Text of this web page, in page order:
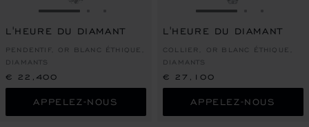
ALLER À LA DIAPOSITIVE 1
ALLER À LA DIAPOSITIVE 2
ALLER À LA DIAPOSITIVE 3
L'HEURE DU DIAMANT
PENDENTIF, OR BLANC ÉTHIQUE,
DIAMANTS
€ 22,400
APPELEZ-NOUS
ALLER À LA
L'HEURE DU DIAMANT
COLLIER, OR BLANC ÉTHIQUE,
DIAMANTS
€ 27,100
APPELEZ-NOUS